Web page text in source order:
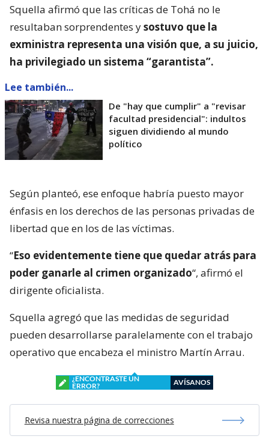
Squella afirmó que las críticas de Tohá no le
resultaban sorprendentes ysostuvo que la
exministra representa una visión que, a su juicio,
ha privilegiado un sistema “garantista”.
Lee también...
De "hay que cumplir" a "revisar
facultad presidencial": indultos
siguen dividiendo al mundo
político
Según planteó, ese enfoque habría puesto mayor
énfasis en los derechos de las personas privadas de
libertad que en los de las víctimas.
“Eso evidentemente tiene que quedar atrás para
poder ganarle al crimen organizado“, afirmó el
dirigente oficialista.
Squella agregó que las medidas de seguridad
pueden desarrollarse paralelamente con el trabajo
operativo que encabeza el ministro Martín Arrau.
¿ENCONTRASTE UN
ERROR?
AVÍSANOS
Revisa nuestra página de correcciones